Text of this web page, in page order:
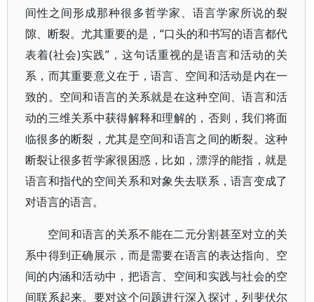
间性之间形成那种很多哲学家、语言学家所说的裂
隙、断裂。尤其重要的是，“口头的和书写的语言都代
表着(社会)实践”，这句话重视的是语言和活动的关
系，而其重要意义在于，语言、空间和活动是内在一
致的。空间和语言的关系就是在这种空间、语言和活
动的三维关系中获得解释和理解的，否则，我们将面
临很多的断裂，尤其是空间和语言之间的断裂。这种
断裂让很多哲学家很困惑，比如，漂浮的能指，就是
语言和指代的空间关系和对象失去联系，语言变成了
对语言的语言。
空间和语言的关系不能在二元分割甚至对立的关
系中得到正确展示，而是需要在语言的表达指向、空
间的内涵和活动中，把语言、空间和实践与社会的空
间联系起来。要对这个问题进行深入探讨，列斐伏尔